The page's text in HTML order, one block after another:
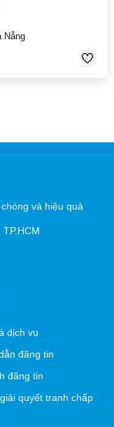
Nẵng
và hiệu quả
dịch vụ
đăng tin
đăng tin
quyết tranh chấp